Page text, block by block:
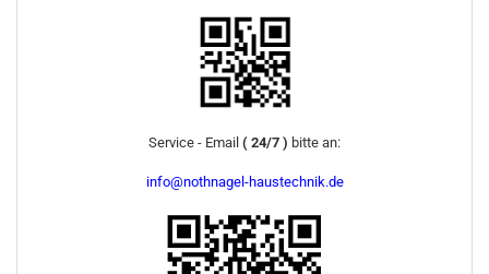
Service - Email ( 24/7 ) bitte an:
info@nothnagel-haustechnik.de